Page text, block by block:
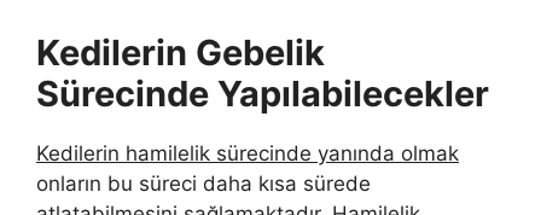
Kedilerin Gebelik
Sürecinde Yapılabilecekler
Kedilerin hamilelik sürecinde yanında olmak
onların bu süreci daha kısa sürede